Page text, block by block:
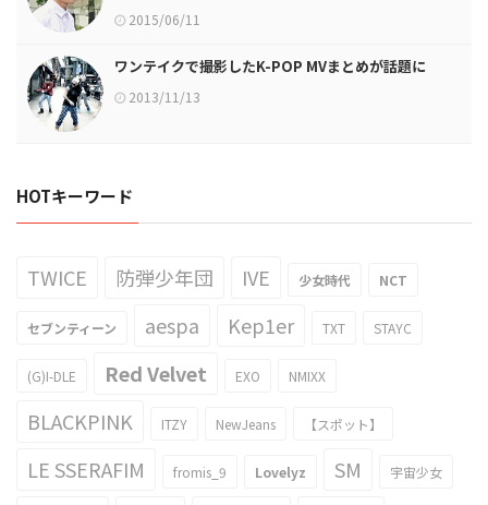
2015/06/11
ワンテイクで撮影したK-POP MVまとめが話題に
2013/11/13
HOTキーワード
TWICE 防弾少年団 IVE 少女時代 NCT
セブンティーン aespa Kep1er TXT STAYC
(G)I-DLE Red Velvet EXO NMIXX
BLACKPINK ITZY NewJeans 【スポット】
LE SSERAFIM fromis_9 Lovelyz SM 宇宙少女